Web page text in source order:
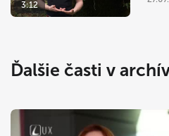
3:12
Ďalšie časti v